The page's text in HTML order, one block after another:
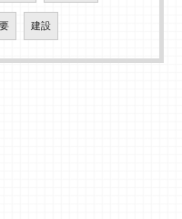
建設